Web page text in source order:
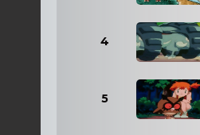
4
5